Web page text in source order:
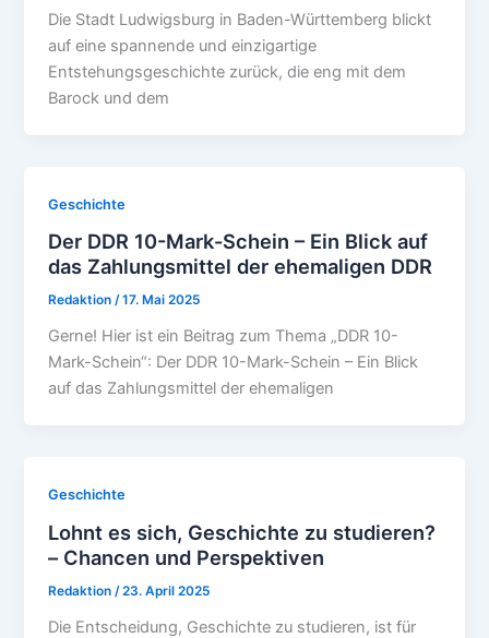
Die Stadt Ludwigsburg in Baden-Württemberg blickt
auf eine spannende und einzigartige
Entstehungsgeschichte zurück, die eng mit dem
Barock und dem
Geschichte
Der DDR 10-Mark-Schein – Ein Blick auf
das Zahlungsmittel der ehemaligen DDR
Redaktion/17. Mai 2025
Gerne! Hier ist ein Beitrag zum Thema „DDR 10-
Mark-Schein“: Der DDR 10-Mark-Schein – Ein Blick
auf das Zahlungsmittel der ehemaligen
Geschichte
Lohnt es sich, Geschichte zu studieren?
– Chancen und Perspektiven
Redaktion /23. April 2025
Die Entscheidung, Geschichte zu studieren, ist für